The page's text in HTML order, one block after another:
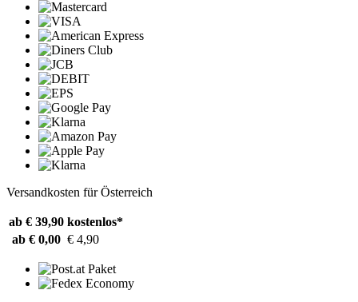
Versandkosten für Österreich
ab € 39,90 kostenlos*
ab € 0,00 € 4,90